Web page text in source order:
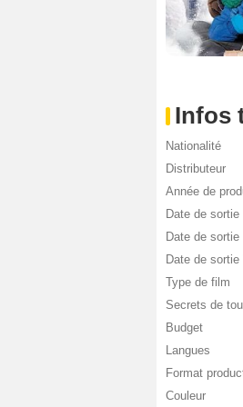
Infos
Nationalité
Distributeur
Année de
Date de sortie
Date de sortie
Date de sortie
Type de film
Secrets de
Budget
Langues
Format
Couleur